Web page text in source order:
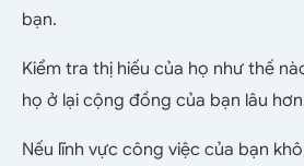
bạn.
Kiểm tra thị hiếu của họ như thế
họ ở lại cộng đồng của bạn lâu
Nếu lĩnh vực công việc của bạn